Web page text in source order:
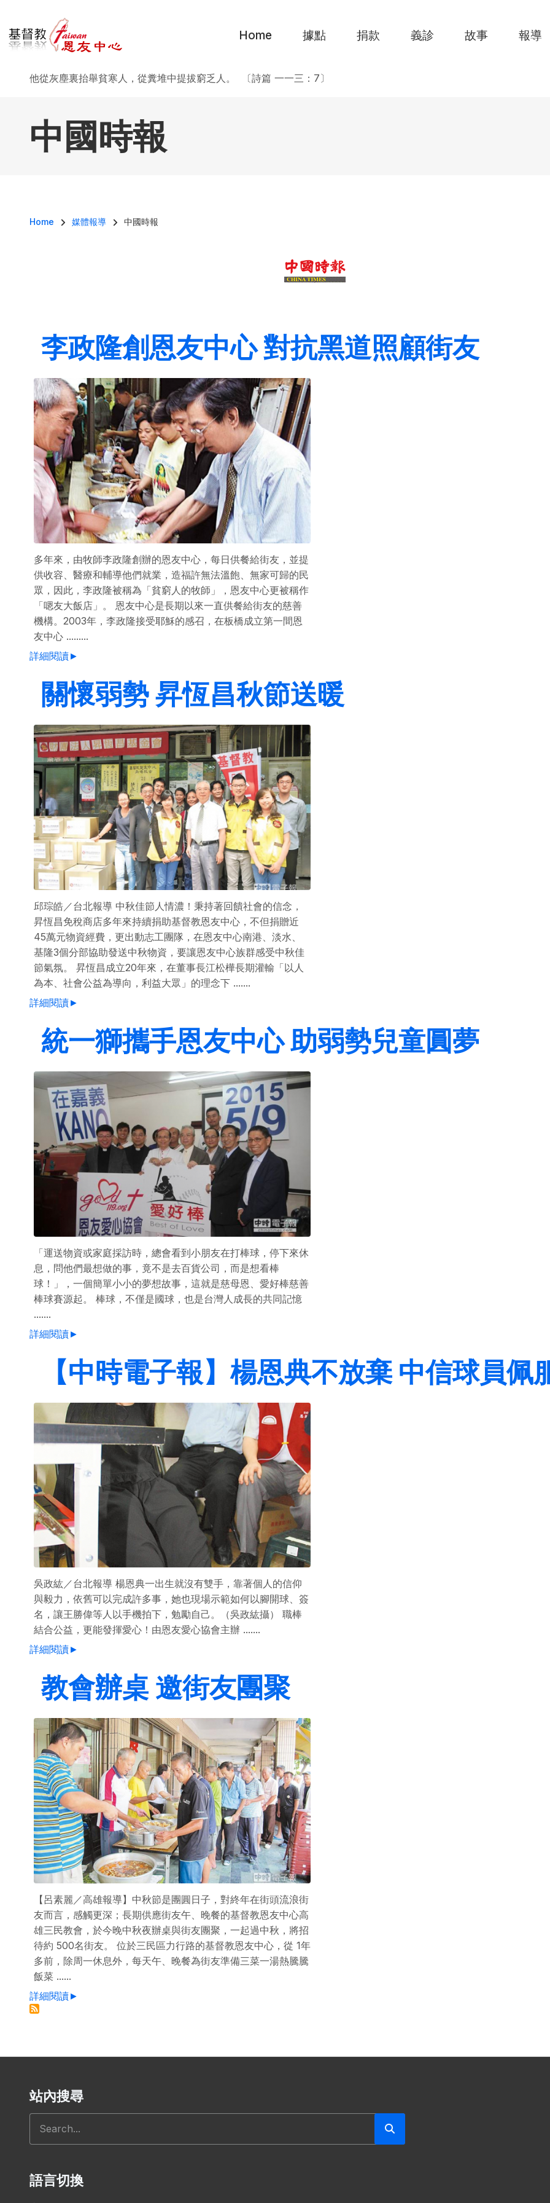
Home 據點 捐款 義診 故事 報導
他從灰塵裏抬舉貧寒人，從糞堆中提拔窮乏人。 〔詩篇 一一三：7〕
中國時報
導航連結
Home 媒體報導 中國時報
李政隆創恩友中心 對抗黑道照顧街友
多年來，由牧師李政隆創辦的恩友中心，每日供餐給街友，並提
供收容、醫療和輔導他們就業，造福許無法溫飽、無家可歸的民
眾，因此，李政隆被稱為「貧窮人的牧師」，恩友中心更被稱作
「嗯友大飯店」。 恩友中心是長期以來一直供餐給街友的慈善
機構。2003年，李政隆接受耶穌的感召，在板橋成立第一間恩
友中心 .........
詳細閱讀►
關懷弱勢 昇恆昌秋節送暖
邱琮皓／台北報導 中秋佳節人情濃！秉持著回饋社會的信念，
昇恆昌免稅商店多年來持續捐助基督教恩友中心，不但捐贈近
45萬元物資經費，更出動志工團隊，在恩友中心南港、淡水、
基隆3個分部協助發送中秋物資，要讓恩友中心族群感受中秋佳
節氣氛。 昇恆昌成立20年來，在董事長江松樺長期灌輸「以人
為本、社會公益為導向，利益大眾」的理念下 .......
詳細閱讀►
統一獅攜手恩友中心 助弱勢兒童圓夢
「運送物資或家庭採訪時，總會看到小朋友在打棒球，停下來休
息，問他們最想做的事，竟不是去百貨公司，而是想看棒
球！」，一個簡單小小的夢想故事，這就是慈母恩、愛好棒慈善
棒球賽源起。 棒球，不僅是國球，也是台灣人成長的共同記憶
.......
詳細閱讀►
【中時電子報】楊恩典不放棄 中信球員佩
吳政紘／台北報導 楊恩典一出生就沒有雙手，靠著個人的信仰
與毅力，依舊可以完成許多事，她也現場示範如何以腳開球、簽
名，讓王勝偉等人以手機拍下，勉勵自己。（吳政紘攝） 職棒
結合公益，更能發揮愛心！由恩友愛心協會主辦 .......
詳細閱讀►
教會辦桌 邀街友團聚
【呂素麗／高雄報導】中秋節是團圓日子，對終年在街頭流浪街
友而言，感觸更深；長期供應街友午、晚餐的基督教恩友中心高
雄三民教會，於今晚中秋夜辦桌與街友團聚，一起過中秋，將招
待約 500名街友。 位於三民區力行路的基督教恩友中心，從 1年
多前，除周一休息外，每天午、晚餐為街友準備三菜一湯熱騰騰
飯菜 ......
詳細閱讀►
站內搜尋
語言切換